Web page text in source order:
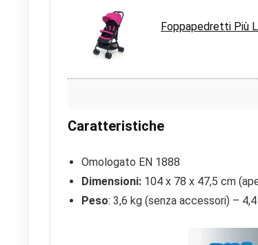
Foppapedretti Più
Caratteristiche
Omologato EN 1888
Dimensioni: 104 x 78 x 47,5 cm
Peso: 3,6 kg (senza accessori) –